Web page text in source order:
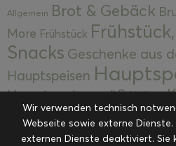
Allgemein Brot & Gebäck
More Frühstück
Snacks Geschenke aus
Hauptspeisen
Hauptspeisen süßKekse
Kuchen, Torten &
Desserts Kulinarik
Wir verwenden technisch
Webseite sowie externe
externen Dienste deaktiviert. Sie